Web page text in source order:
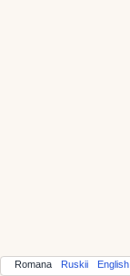
Romana Ruskii English